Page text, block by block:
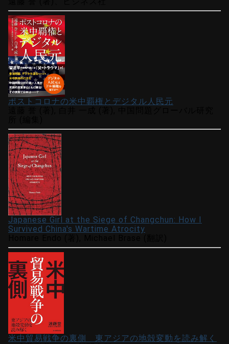
ポストコロナの米中覇権とデジタル人民元
Japanese Girl at the Siege of Changchun: How I
Survived China's Wartime Atrocity
米中貿易戦争の裏側 東アジアの地殻変動を読み解く